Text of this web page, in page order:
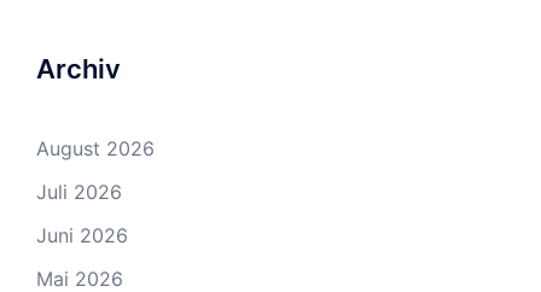
Archiv
August 2026
Juli 2026
Juni 2026
Mai 2026